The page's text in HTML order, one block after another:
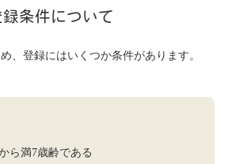
録条件について
、登録にはいくつか条件があります。
ら満7歳齢である